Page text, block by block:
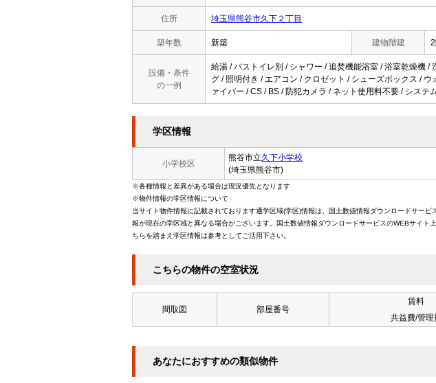
住所 埼玉県熊谷市久下２丁目
築年数 新築 建物階建
設備・条件
の一例
給湯 / バストイレ別 / シャワー / 追焚機能浴室 / 浴室乾燥機
グ / 照明付き / エアコン / クロゼット / シューズボックス /
ァイバー / CS / BS / 防犯カメラ / ネット使用料不要 / シス
学区情報
小学校区
熊谷市立久下小学校
(埼玉県熊谷市)
※各種情報と差異がある場合は現況優先となります
※物件情報の学区情報について
当サイト物件情報に記載されております通学区域(学区)情報は、国土数値情報ダウンロードサー
報が現在の学区域と異なる場合がございます。国土数値情報ダウンロードサービスのWEBサイ
ちらを踏まえ学区情報は参考としてご活用下さい。
こちらの物件の空室状況
間取図 部屋番号
賃料
共益費/管理
あなたにおすすめの類似物件